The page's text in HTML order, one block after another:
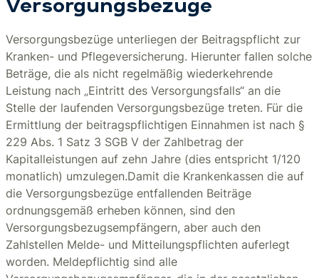
Versorgungsbezüge
Versorgungsbezüge unterliegen der Beitragspflicht zur
Kranken- und Pflegeversicherung. Hierunter fallen solche
Beträge, die als nicht regelmäßig wiederkehrende
Leistung nach „Eintritt des Versorgungsfalls“ an die
Stelle der laufenden Versorgungsbezüge treten. Für die
Ermittlung der beitragspflichtigen Einnahmen ist nach §
229 Abs. 1 Satz 3 SGB V der Zahlbetrag der
Kapitalleistungen auf zehn Jahre (dies entspricht 1/120
monatlich) umzulegen.Damit die Krankenkassen die auf
die Versorgungsbezüge entfallenden Beiträge
ordnungsgemäß erheben können, sind den
Versorgungsbezugsempfängern, aber auch den
Zahlstellen Melde- und Mitteilungspflichten auferlegt
worden. Meldepflichtig sind alle